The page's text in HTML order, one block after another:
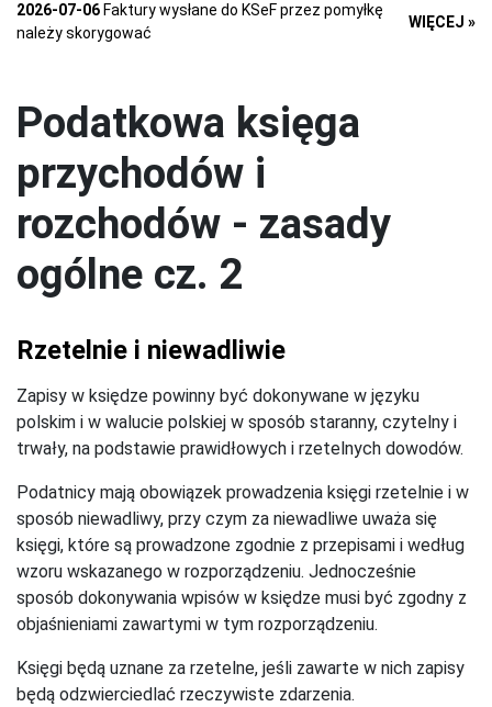
2026-07-06 Faktury wysłane do KSeF przez pomyłkę
należy skorygować
WIĘCEJ »
Podatkowa księga
przychodów i
rozchodów - zasady
ogólne cz. 2
Rzetelnie i niewadliwie
Zapisy w księdze powinny być dokonywane w języku
polskim i w walucie polskiej w sposób staranny, czytelny i
trwały, na podstawie prawidłowych i rzetelnych dowodów.
Podatnicy mają obowiązek prowadzenia księgi rzetelnie i w
sposób niewadliwy, przy czym za niewadliwe uważa się
księgi, które są prowadzone zgodnie z przepisami i według
wzoru wskazanego w rozporządzeniu. Jednocześnie
sposób dokonywania wpisów w księdze musi być zgodny z
objaśnieniami zawartymi w tym rozporządzeniu.
Księgi będą uznane za rzetelne, jeśli zawarte w nich zapisy
będą odzwierciedlać rzeczywiste zdarzenia.